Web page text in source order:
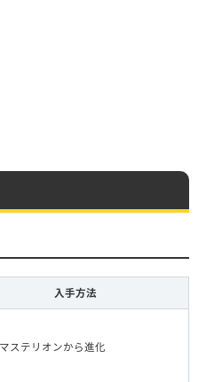
入手方法
ステリオンから進化